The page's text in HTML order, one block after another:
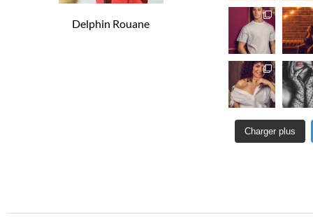
Delphin Rouane
Charger plus